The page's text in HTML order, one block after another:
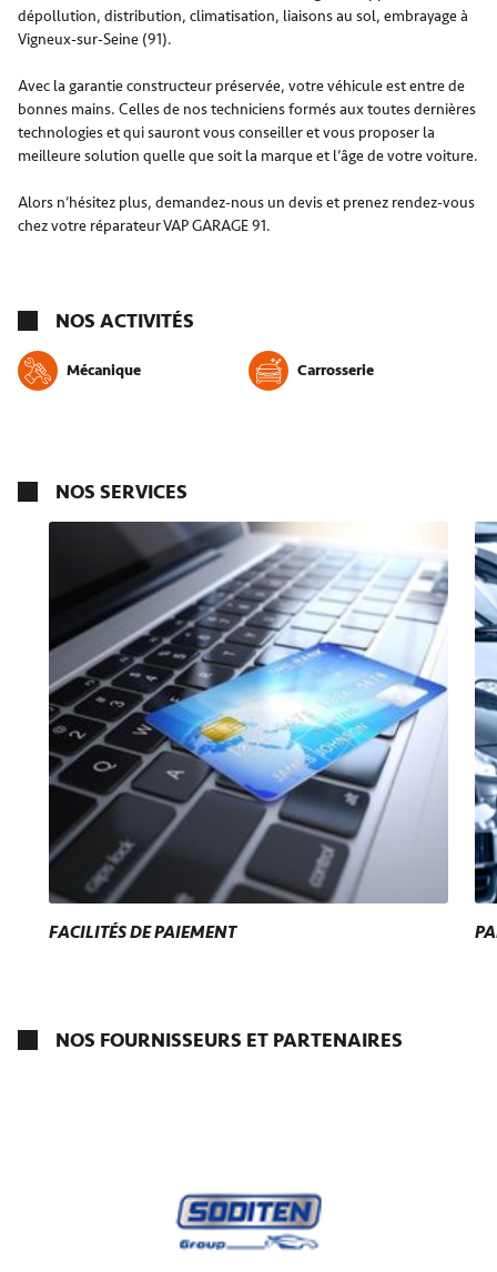
dépollution, distribution, climatisation, liaisons au sol, embrayage à
Vigneux-sur-Seine (91).
Avec la garantie constructeur préservée, votre véhicule est entre de
bonnes mains. Celles de nos techniciens formés aux toutes dernières
technologies et qui sauront vous conseiller et vous proposer la
meilleure solution quelle que soit la marque et l’âge de votre voiture.
Alors n’hésitez plus, demandez-nous un devis et prenez rendez-vous
chez votre réparateur VAP GARAGE 91.
NOS ACTIVITÉS
Mécanique Carrosserie
NOS SERVICES
FACILITÉS DE PAIEMENT
NOS FOURNISSEURS ET PARTENAIRES